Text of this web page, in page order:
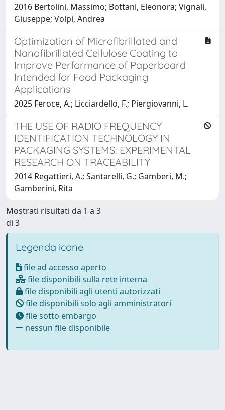
2016 Bertolini, Massimo; Bottani, Eleonora; Vignali,
Giuseppe; Volpi, Andrea
Optimization of Microfibrillated and
Nanofibrillated Cellulose Coating to
Improve Performance of Paperboard
Intended for Food Packaging
Applications
2025 Feroce, A.; Licciardello, F.; Piergiovanni, L.
THE USE OF RADIO FREQUENCY
IDENTIFICATION TECHNOLOGY IN
PACKAGING SYSTEMS: EXPERIMENTAL
RESEARCH ON TRACEABILITY
2014 Regattieri, A.; Santarelli, G.; Gamberi, M.;
Gamberini, Rita
Mostrati risultati da 1 a 3
di 3
Legenda icone
file ad accesso aperto
file disponibili sulla rete interna
file disponibili agli utenti autorizzati
file disponibili solo agli amministratori
file sotto embargo
nessun file disponibile